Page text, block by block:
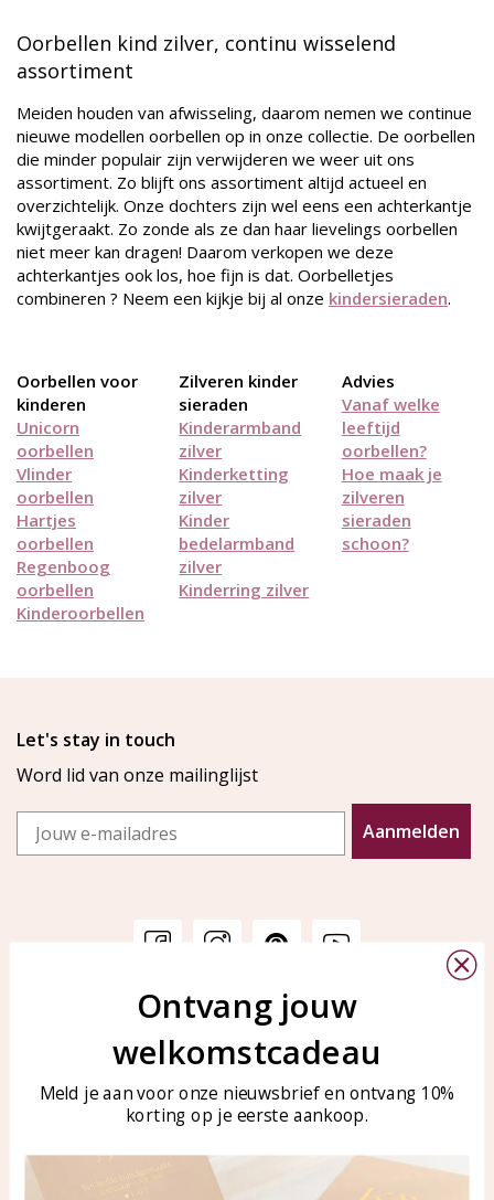
Oorbellen kind zilver, continu wisselend
assortiment
Meiden houden van afwisseling, daarom nemen we continue
nieuwe modellen oorbellen op in onze collectie. De oorbellen
die minder populair zijn verwijderen we weer uit ons
assortiment. Zo blijft ons assortiment altijd actueel en
overzichtelijk. Onze dochters zijn wel eens een achterkantje
kwijtgeraakt. Zo zonde als ze dan haar lievelings oorbellen
niet meer kan dragen! Daarom verkopen we deze
achterkantjes ook los, hoe fijn is dat. Oorbelletjes
combineren ? Neem een kijkje bij al onze kindersieraden.
Oorbellen voor
kinderen
Unicorn
oorbellen
Vlinder
oorbellen
Hartjes
oorbellen
Regenboog
oorbellen
Kinderoorbellen
Zilveren kinder
sieraden
Kinderarmband
zilver
Kinderketting
zilver
Kinder
bedelarmband
zilver
Kinderring zilver
Advies
Vanaf welke
leeftijd
oorbellen?
Hoe maak je
zilveren
sieraden
schoon?
Let's stay in touch
Word lid van onze mailinglijst
Email
Aanmelden
Veelgestelde vragen
Sieraden onderhouden
KAYA Sieraden
Bellen of WhatsApp Ma-Vr
tussen 09:00-17:00
Tel: 0850003187
WhatsApp: 0850003187
klantenservice@kayasierade
Ontvang jouw
welkomstcadeau
Meld je aan voor onze nieuwsbrief en ontvang 10%
korting op je eerste aankoop.